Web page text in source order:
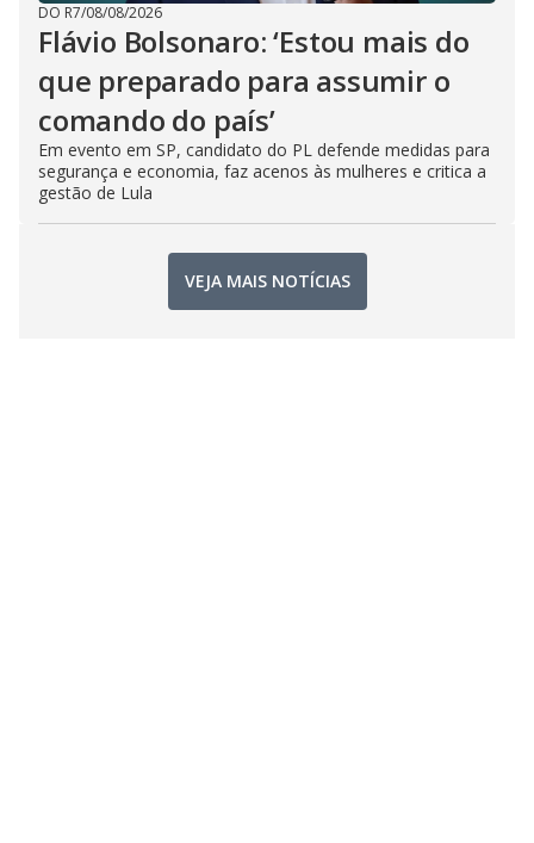
DO R7/08/08/2026
Flávio Bolsonaro: ‘Estou mais do
que preparado para assumir o
comando do país’
Em evento em SP, candidato do PL defende medidas para
segurança e economia, faz acenos às mulheres e critica a
gestão de Lula
VEJA MAIS NOTÍCIAS